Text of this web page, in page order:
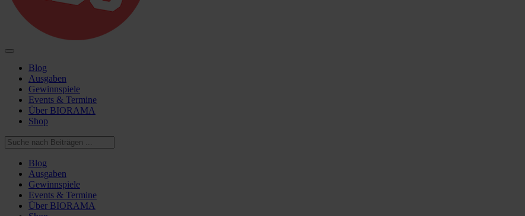
Blog
Ausgaben
Gewinnspiele
Events & Termine
Über BIORAMA
Shop
Blog
Ausgaben
Gewinnspiele
Events & Termine
Über BIORAMA